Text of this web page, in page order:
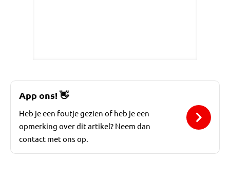
App ons!👋
Heb je een foutje gezien of heb je een
opmerking over dit artikel? Neem dan
contact met ons op.